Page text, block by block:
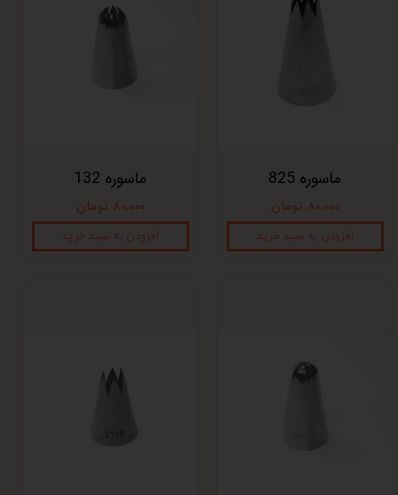
ماسوره 825
۸۰,۰۰۰ تومان
افزودن به سبد خرید
ماسوره 132
۸۰,۰۰۰ تومان
افزودن به سبد خرید